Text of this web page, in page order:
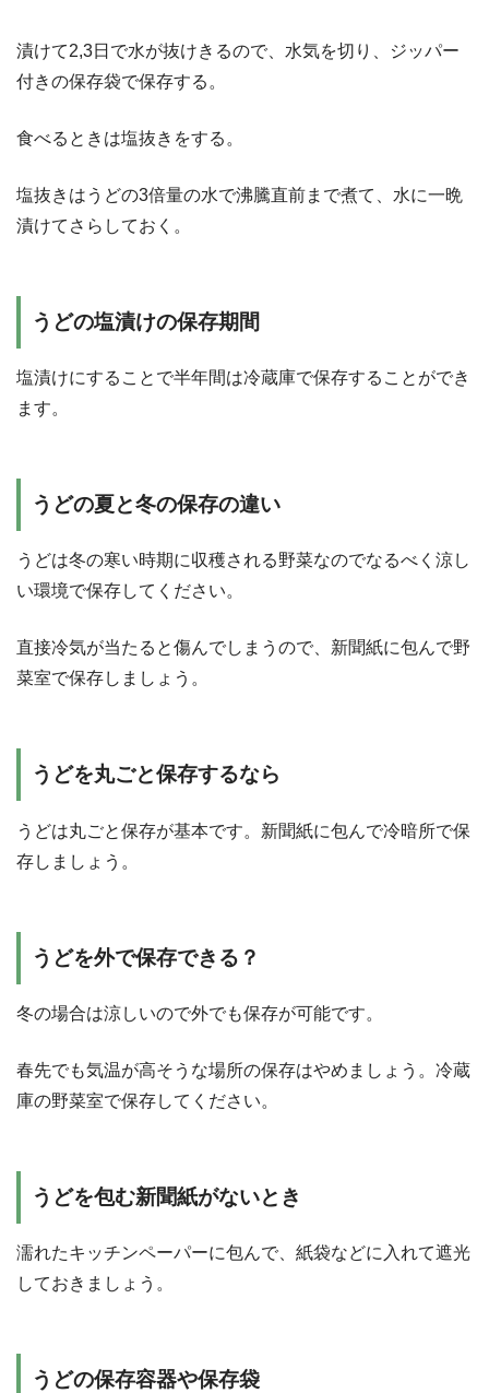
漬けて2,3日で水が抜けきるので、水気を切り、ジッパー
付きの保存袋で保存する。
食べるときは塩抜きをする。
塩抜きはうどの3倍量の水で沸騰直前まで煮て、水に一晩
漬けてさらしておく。
うどの塩漬けの保存期間
塩漬けにすることで半年間は冷蔵庫で保存することができ
ます。
うどの夏と冬の保存の違い
うどは冬の寒い時期に収穫される野菜なのでなるべく涼し
い環境で保存してください。
直接冷気が当たると傷んでしまうので、新聞紙に包んで野
菜室で保存しましょう。
うどを丸ごと保存するなら
うどは丸ごと保存が基本です。新聞紙に包んで冷暗所で保
存しましょう。
うどを外で保存できる？
冬の場合は涼しいので外でも保存が可能です。
春先でも気温が高そうな場所の保存はやめましょう。冷蔵
庫の野菜室で保存してください。
うどを包む新聞紙がないとき
濡れたキッチンペーパーに包んで、紙袋などに入れて遮光
しておきましょう。
うどの保存容器や保存袋